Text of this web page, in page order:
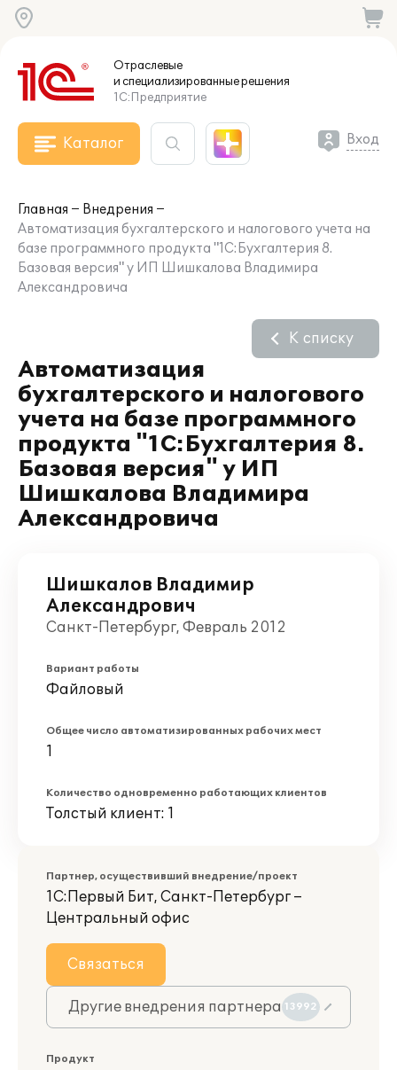
Отраслевые
и специализированныерешения
1С:Предприятие
Каталог Вход
Главная
Внедрения
Автоматизация бухгалтерского и налогового учета на
базе программного продукта "1С:Бухгалтерия 8.
Базовая версия" у ИП Шишкалова Владимира
Александровича
Автоматизация
бухгалтерского и налогового
учета на базе программного
продукта "1С:Бухгалтерия 8.
Базовая версия" у ИП
Шишкалова Владимира
Александровича
К списку
Шишкалов Владимир
Александрович
Санкт-Петербург, Февраль 2012
Вариант работы
Файловый
Общее число автоматизированных рабочих мест
1
Количество одновременно работающих клиентов
Толстый клиент: 1
Партнер, осуществивший внедрение/проект
1С:Первый Бит, Санкт-Петербург –
Центральный офис
Связаться
Другие внедрения партнера 13992
Продукт